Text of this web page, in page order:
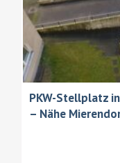
PKW-Stellplatz
– Nähe